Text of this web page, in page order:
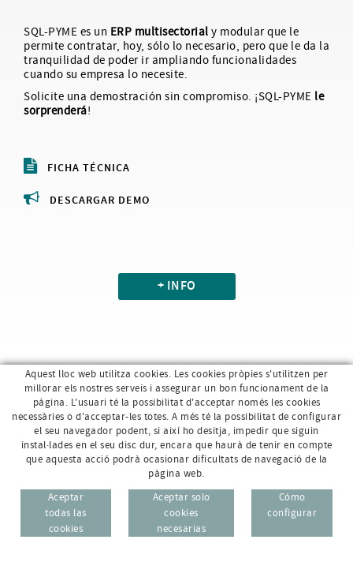
SQL-PYME es un ERP multisectorial y modular que le
permite contratar, hoy, sólo lo necesario, pero que le da la
tranquilidad de poder ir ampliando funcionalidades
cuando su empresa lo necesite.
Solicite una demostración sin compromiso. ¡SQL-PYME le
sorprenderá!
FICHA TÉCNICA
DESCARGAR DEMO
+ INFO
Av. Sant Jordi, 168 · 17800 Olot (Girona)
CAT
ESP
972 26 95 74
Aquest lloc web utilitza cookies. Les cookies pròpies s'utilitzen per
millorar els nostres serveis i assegurar un bon funcionament de la
pàgina. L'usuari té la possibilitat d'acceptar només les cookies
necessàries o d'acceptar-les totes. A més té la possibilitat de configurar
el seu navegador podent, si així ho desitja, impedir que siguin
instal·lades en el seu disc dur, encara que haurà de tenir en compte
que aquesta acció podrà ocasionar dificultats de navegació de la
pàgina web.
Aceptar
todas las
cookies
Aceptar solo
cookies
necesarias
Cómo
configurar